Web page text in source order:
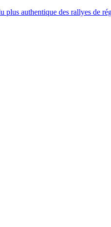
plus authentique des rallyes de